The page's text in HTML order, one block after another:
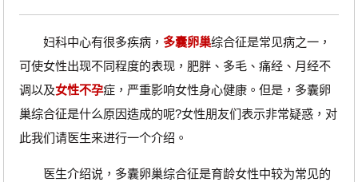
妇科中心有很多疾病， 多囊卵巢综合征是常见病之一，
可使女性出现不同程度的表现，肥胖、多毛、痛经、月经不
调以及女性不孕症，严重影响女性身心健康。但是，多囊卵
巢综合征是什么原因造成的呢?女性朋友们表示非常疑惑，对
此我们请医生来进行一个介绍。
医生介绍说，多囊卵巢综合征是育龄女性中较为常见的